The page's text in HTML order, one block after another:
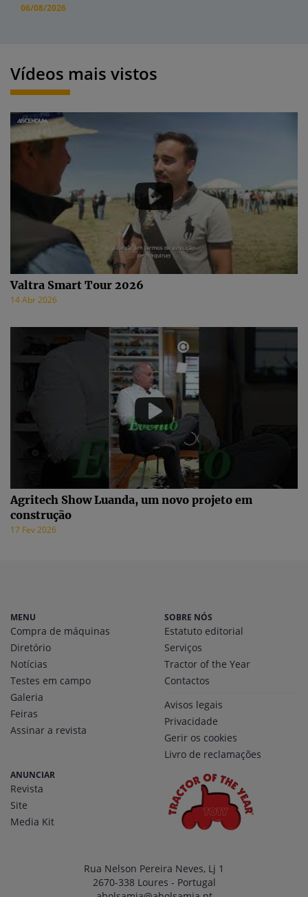
06/08/2026
Vídeos mais vistos
Valtra Smart Tour 2026
14 Abr 2026
Agritech Show Luanda, um novo projeto em
construção
17 Fev 2026
MENU
Compra de máquinas
Diretório
Notícias
Testes em campo
Galeria
Feiras
Assinar a revista
SOBRE NÓS
Estatuto editorial
Serviços
Tractor of the Year
Contactos
Avisos legais
Privacidade
Gerir os cookies
Livro de reclamações
ANUNCIAR
Revista
Site
Media Kit
Rua Nelson Pereira Neves, Lj 1
2670-338 Loures - Portugal